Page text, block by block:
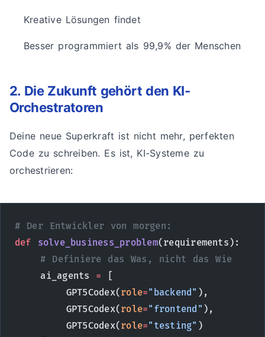
Kreative Lösungen findet
Besser programmiert als 99,9% der Menschen
2. Die Zukunft gehört den KI-
Orchestratoren
Deine neue Superkraft ist nicht mehr, perfekten
Code zu schreiben. Es ist, KI-Systeme zu
orchestrieren:
# Der Entwickler von morgen:
def solve_business_problem(requirements):
    # Definiere das Was, nicht das Wie
    ai_agents
= [
        GPT5Codex(
role="backend" ),
        GPT5Codex(
role="frontend" ),
        GPT5Codex(
role="testing" )